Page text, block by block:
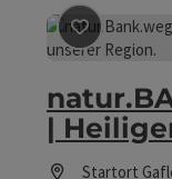
Beitrag
|
Startort